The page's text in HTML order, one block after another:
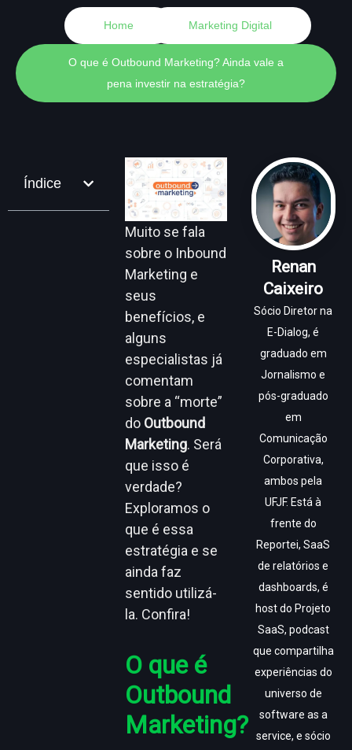
Home Marketing Digital
O que é Outbound Marketing? Ainda vale a
pena investir na estratégia?
Índice
Muito se fala
sobre o Inbound
Marketing e
seus
benefícios, e
alguns
especialistas já
comentam
sobre a “morte”
do Outbound
Marketing. Será
que isso é
verdade?
Exploramos o
que é essa
estratégia e se
ainda faz
sentido utilizá-
la. Confira!
O que é
Outbound
Marketing?
Renan
Caixeiro
Sócio Diretor na
E-Dialog, é
graduado em
Jornalismo e
pós-graduado
em
Comunicação
Corporativa,
ambos pela
UFJF. Está à
frente do
Reportei, SaaS
de relatórios e
dashboards, é
host do Projeto
SaaS, podcast
que compartilha
experiências do
universo de
software as a
service, e sócio